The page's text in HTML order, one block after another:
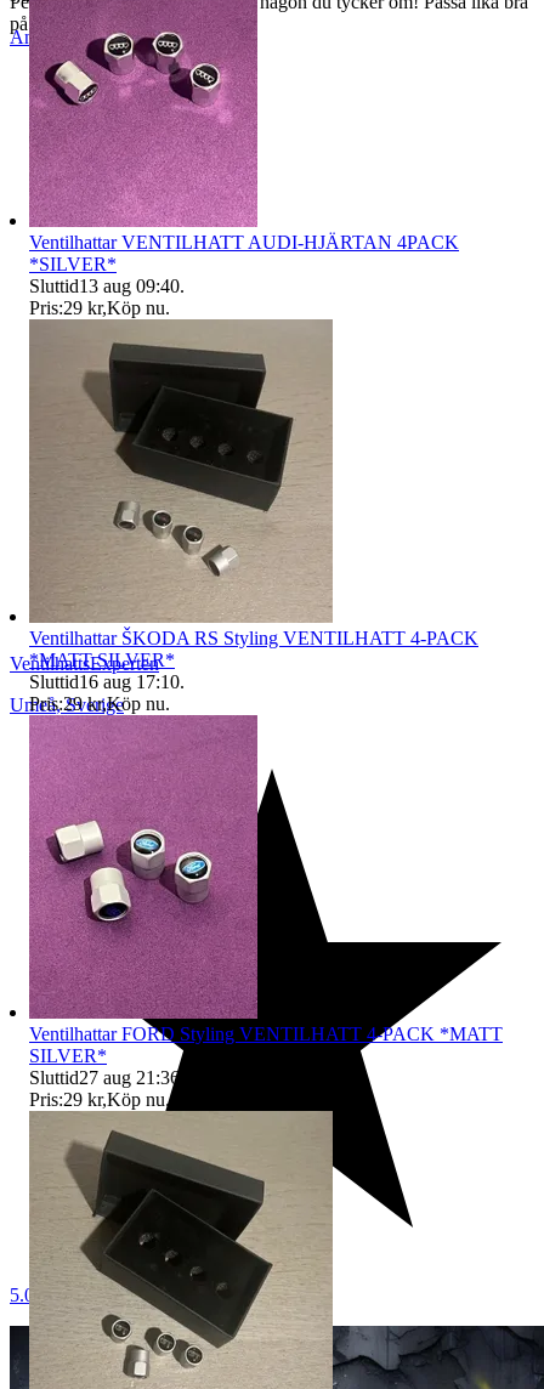
på bilen som på hyllan!
Anmäl Sälj liknande
VentilhattsExperten
Umeå,Sverige
5.0
Ventilhattar VENTILHATT AUDI-HJÄRTAN 4PACK
*SILVER*
Sluttid13 aug 09:40.
Pris:29 kr,Köp nu.
Ventilhattar ŠKODA RS Styling VENTILHATT 4-PACK
*MATT SILVER*
Sluttid16 aug 17:10.
Pris:29 kr,Köp nu.
Ventilhattar FORD Styling VENTILHATT 4-PACK *MATT
SILVER*
Sluttid27 aug 21:36
Pris:29 kr,Köp nu.